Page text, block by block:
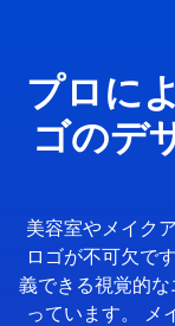
プロに
ゴのデ
美容室やメイク
ロゴが不可欠で
義できる視覚的
っています。 メ